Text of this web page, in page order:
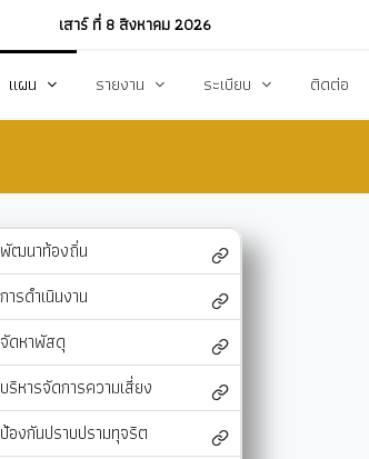
เสาร์ ที่ 8 สิงหาคม 2026
กรบุคคล
แผน
แผนจัดหาพัสดุ
แผนบริหารจัดการความเสี่ยง
แผนป้องกันปราบปรามทุจริต
ข้อบัญญัติงบประมาณรายจ่าย
โอนงบประมาณ
แก้ไขเปลี่ยนแปลงคำชี้แจง
รายงาน
รายงานผลการปฏิบัติงาน
สรุปผลการจัดหาพัสดุรายเดือน (สขร.1)
รายงานสรุปผลการจัดซื้อจัดจ้างประจำปี (สข
รายงานการประชุมสภา
รายงานผลการสำรวจความพึงพอใจการให้บริ
ระเบียบ ติดต่อ
ฒนาท้องถิ่น
ารดำเนินงาน
ดหาพัสดุ
ริหารจัดการความเสี่ยง
องกันปราบปรามทุจริต